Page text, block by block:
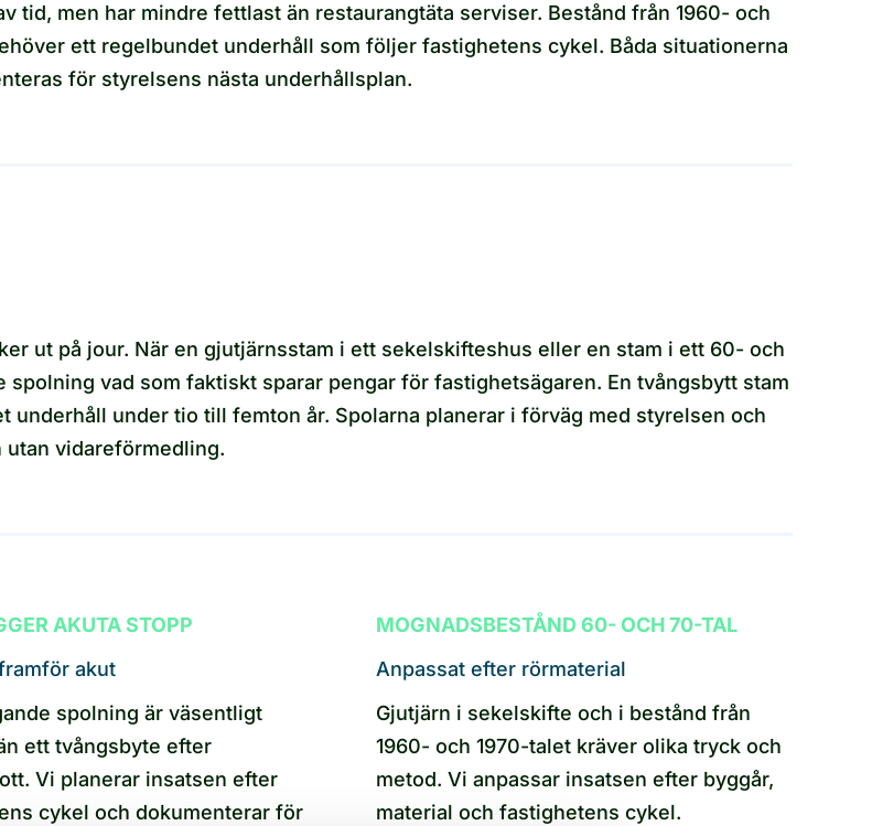
tid, men har mindre fettlast än restaurangtäta serviser. Bestånd från 1960- och
ett regelbundet underhåll som följer fastighetens cykel. Båda situationerna
för styrelsens nästa underhållsplan.
ut på jour. När en gjutjärnsstam i ett sekelskifteshus eller en stam i ett 60- och
vad som faktiskt sparar pengar för fastighetsägaren. En tvångsbytt stam
under tio till femton år. Spolarna planerar i förväg med styrelsen och
utan vidareförmedling.
AKUTA STOPP
akut
spolning är väsentligt
ett tvångsbyte efter
Vi planerar insatsen efter
cykel och dokumenterar för
MOGNADSBESTÅND 60- OCH 70-TAL
Anpassat efter rörmaterial
Gjutjärn i sekelskifte och i bestånd från
1960- och 1970-talet kräver olika tryck och
metod. Vi anpassar insatsen efter byggår,
material och fastighetens cykel.